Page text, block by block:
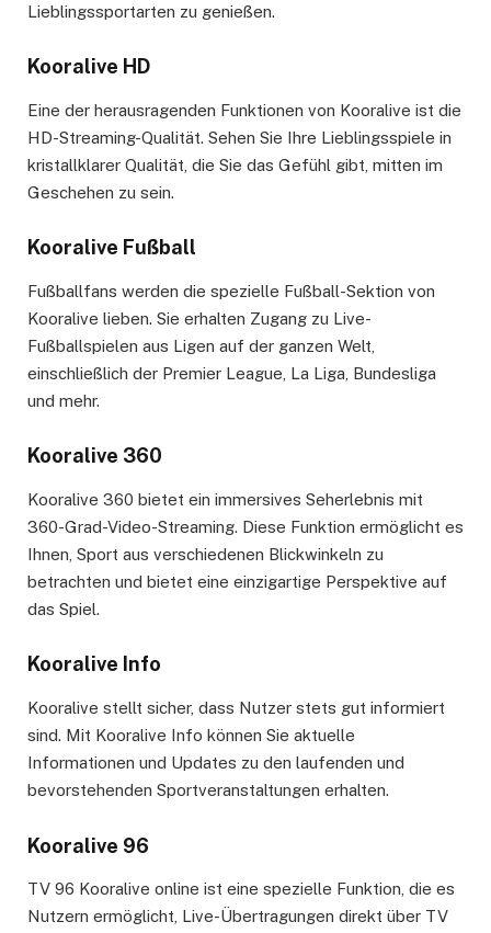
Lieblingssportarten zu genießen.
Kooralive HD
Eine der herausragenden Funktionen von Kooralive ist die
HD-Streaming-Qualität. Sehen Sie Ihre Lieblingsspiele in
kristallklarer Qualität, die Sie das Gefühl gibt, mitten im
Geschehen zu sein.
Kooralive Fußball
Fußballfans werden die spezielle Fußball-Sektion von
Kooralive lieben. Sie erhalten Zugang zu Live-
Fußballspielen aus Ligen auf der ganzen Welt,
einschließlich der Premier League, La Liga, Bundesliga
und mehr.
Kooralive 360
Kooralive 360 bietet ein immersives Seherlebnis mit
360-Grad-Video-Streaming. Diese Funktion ermöglicht es
Ihnen, Sport aus verschiedenen Blickwinkeln zu
betrachten und bietet eine einzigartige Perspektive auf
das Spiel.
Kooralive Info
Kooralive stellt sicher, dass Nutzer stets gut informiert
sind. Mit Kooralive Info können Sie aktuelle
Informationen und Updates zu den laufenden und
bevorstehenden Sportveranstaltungen erhalten.
Kooralive 96
TV 96 Kooralive online ist eine spezielle Funktion, die es
Nutzern ermöglicht, Live-Übertragungen direkt über TV